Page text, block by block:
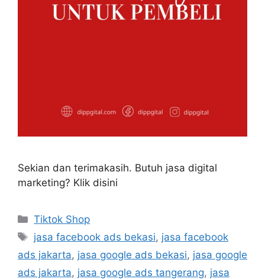
Sekian dan terimakasih. Butuh jasa digital
marketing? Klik disini
Tiktok Shop
jasa facebook ads bekasi, jasa facebook
ads jakarta, jasa google ads bekasi, jasa google
ads jakarta, jasa google ads tangerang, jasa